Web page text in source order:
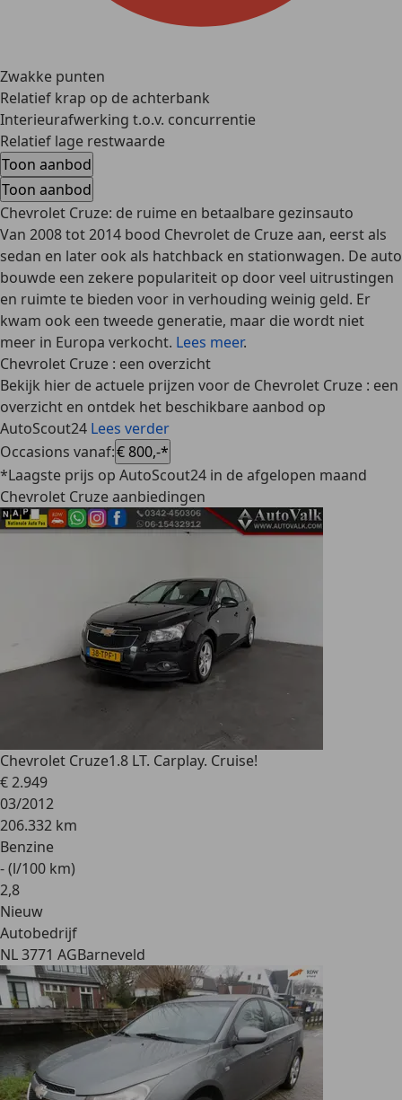
Zwakke punten
Relatief krap op de achterbank
Interieurafwerking t.o.v. concurrentie
Relatief lage restwaarde
Toon aanbod
Toon aanbod
Chevrolet Cruze: de ruime en betaalbare gezinsauto
Van 2008 tot 2014 bood Chevrolet de Cruze aan, eerst als
sedan en later ook als hatchback en stationwagen. De auto
bouwde een zekere populariteit op door veel uitrustingen
en ruimte te bieden voor in verhouding weinig geld. Er
kwam ook een tweede generatie, maar die wordt niet
meer in Europa verkocht. Lees meer.
Chevrolet Cruze : een overzicht
Bekijk hier de actuele prijzen voor de Chevrolet Cruze : een
overzicht en ontdek het beschikbare aanbod op
AutoScout24 Lees verder
Occasions vanaf:€ 800,-*
*Laagste prijs op AutoScout24 in de afgelopen maand
Chevrolet Cruze aanbiedingen
Chevrolet Cruze1.8 LT. Carplay. Cruise!
€ 2.949
03/2012
206.332 km
Benzine
- (l/100 km)
2,8
Nieuw
Autobedrijf
NL 3771 AGBarneveld